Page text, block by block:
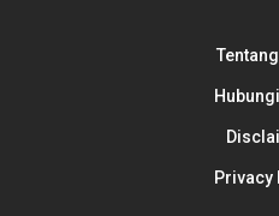
Privacy